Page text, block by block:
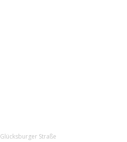
Glücksburger Straße